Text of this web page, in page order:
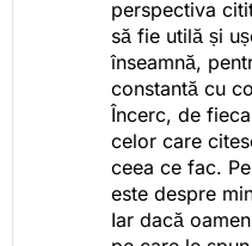
perspectiva
să fie utilă și
înseamnă,
constantă cu
Încerc, de
celor care
ceea ce fac.
este despre
Iar dacă